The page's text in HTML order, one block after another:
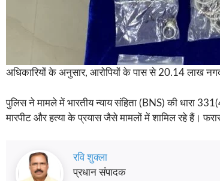
अधिकारियों के अनुसार, आरोपियों के पास से 20.14 लाख
पुलिस ने मामले में भारतीय न्याय संहिता (BNS) की धारा
मारपीट और हत्या के प्रयास जैसे मामलों में शामिल रहे हैं।
रवि शुक्ला
प्रधान संपादक